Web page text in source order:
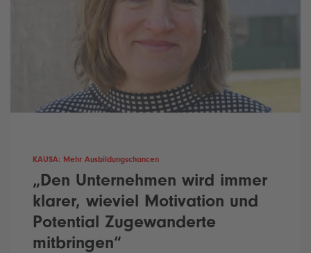
KAUSA: Mehr Ausbildungschancen
„Den Unternehmen wird immer
klarer, wieviel Motivation und
Potential Zugewanderte
mitbringen“